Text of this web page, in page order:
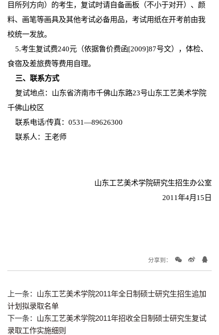
目所列方向）的考生，复试时请自备画板（不小于对开）、颜
料、画笔等画具及其他考试必备用品，考试用纸在开考前由我
校统一发放。
5.考生复试费240元（依据鲁价费函[2009]87号文），体检、
食宿及差旅费等费用自理。
三、联系方式
复试地点：山东省济南市千佛山东路23号山东工艺美术学院
千佛山校区
联系电话/传真：0531—89626300
联系人：王老师
山东工艺美术学院研究生招生办公室
2011年4月15日
分享到：
上一条： 山东工艺美术学院2011年全日制硕士研究生招生追加
计划拟录取名单
下一条： 山东工艺美术学院2011年招收全日制硕士研究生复试
录取工作实施细则